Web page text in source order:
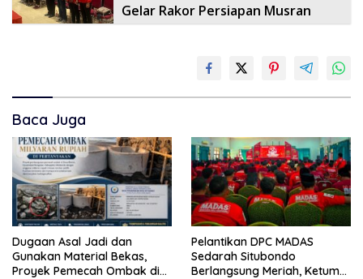
Gelar Rakor Persiapan Musran
Baca Juga
Dugaan Asal Jadi dan
Gunakan Material Bekas,
Proyek Pemecah Ombak di
Pelantikan DPC MADAS
Sedarah Situbondo
Berlangsung Meriah, Ketum